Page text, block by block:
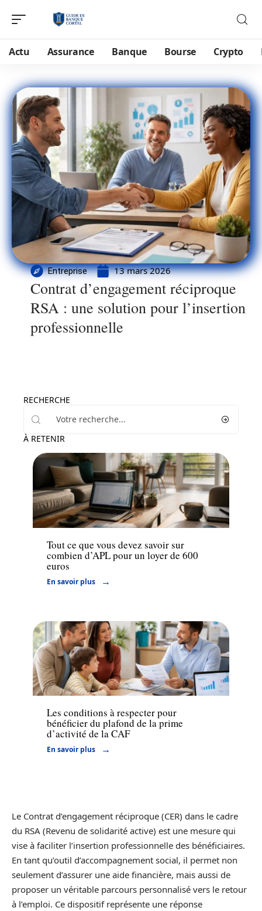
Actu Assurance Banque Bourse Crypto
Entreprise 13 mars 2026
Contrat d’engagement réciproque
RSA : une solution pour l’insertion
professionnelle
RECHERCHE
À RETENIR
Immo
Tout ce que vous devez savoir sur
combien d’APL pour un loyer de 600
euros
En savoir plus
Finance
Les conditions à respecter pour
bénéficier du plafond de la prime
d’activité de la CAF
En savoir plus
Le Contrat d’engagement réciproque (CER) dans le cadre
du RSA (Revenu de solidarité active) est une mesure qui
vise à faciliter l’insertion professionnelle des bénéficiaires.
En tant qu’outil d’accompagnement social, il permet non
seulement d’assurer une aide financière, mais aussi de
proposer un véritable parcours personnalisé vers le retour
à l’emploi. Ce dispositif représente une réponse